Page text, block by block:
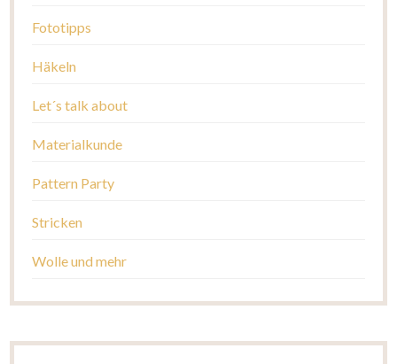
Fototipps
Häkeln
Let´s talk about
Materialkunde
Pattern Party
Stricken
Wolle und mehr